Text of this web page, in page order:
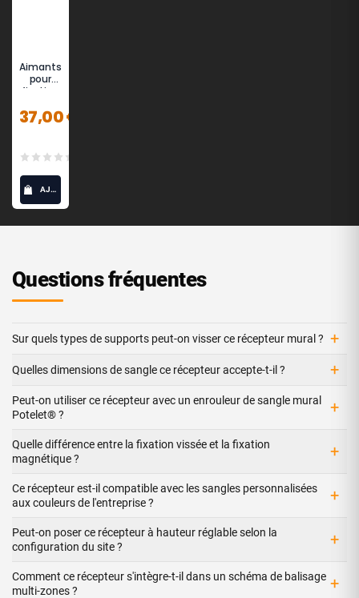
Aimants
pour
fixation
37,00 €
AJOUTER AU PANIER
Questions fréquentes
Sur quels types de supports peut-on visser ce récepteur mural ? +
Quelles dimensions de sangle ce récepteur accepte-t-il ? +
Peut-on utiliser ce récepteur avec un enrouleur de sangle mural
Potelet® ?
+
Quelle différence entre la fixation vissée et la fixation
magnétique ?
+
Ce récepteur est-il compatible avec les sangles personnalisées
aux couleurs de l'entreprise ?
+
Peut-on poser ce récepteur à hauteur réglable selon la
configuration du site ?
+
Comment ce récepteur s'intègre-t-il dans un schéma de balisage
multi-zones ?
+